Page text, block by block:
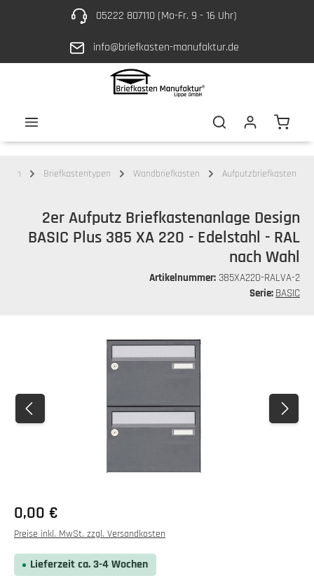
Zum Hauptinhalt springen05222 807110 (Mo-Fr. 9 - 16 Uhr)
info@briefkasten-manufaktur.de
Briefkastentypen Wandbriefkasten Aufputzbriefkasten
2er Aufputz Briefkastenanlage Design
BASIC Plus 385 XA 220 - Edelstahl - RAL
nach Wahl
Artikelnummer: 385XA220-RALVA-2
Serie: BASIC
Bildergalerie überspringen
0,00 €
Preise inkl. MwSt. zzgl. Versandkosten
Lieferzeit ca. 3-4 Wochen